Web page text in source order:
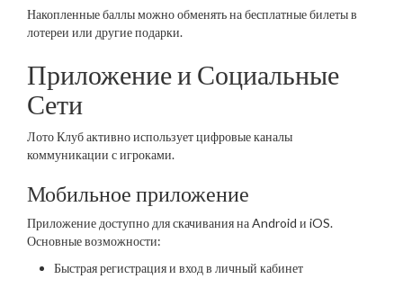
Накопленные баллы можно обменять на бесплатные билеты в
лотереи или другие подарки.
Приложение и Социальные
Сети
Лото Клуб активно использует цифровые каналы
коммуникации с игроками.
Мобильное приложение
Приложение доступно для скачивания на Android и iOS.
Основные возможности:
Быстрая регистрация и вход в личный кабинет